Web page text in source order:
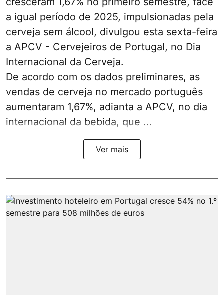
a igual período de 2025, impulsionadas pela
cerveja sem álcool, divulgou esta sexta-feira
a APCV - Cervejeiros de Portugal, no Dia
Internacional da Cerveja.
De acordo com os dados preliminares, as
vendas de cerveja no mercado português
aumentaram 1,67%, adianta a APCV, no dia
internacional da bebida, que ...
Ver mais